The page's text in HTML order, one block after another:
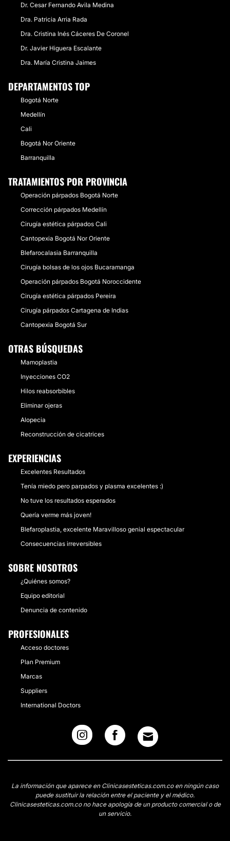
Dr. Cesar Fernando Avila Medina
Dra. Patricia Arria Rada
Dra. Cristina Inés Cáceres De Coronel
Dr. Javier Higuera Escalante
Dra. María Cristina Jaimes
DEPARTAMENTOS TOP
Bogotá Norte
Medellín
Cali
Bogotá Nor Oriente
Barranquilla
TRATAMIENTOS POR PROVINCIA
Operación párpados Bogotá Norte
Corrección párpados Medellín
Cirugía estética párpados Cali
Cantopexia Bogotá Nor Oriente
Blefarocalasia Barranquilla
Cirugía bolsas de los ojos Bucaramanga
Operación párpados Bogotá Noroccidente
Cirugía estética párpados Pereira
Cirugía párpados Cartagena de Indias
Cantopexia Bogotá Sur
OTRAS BÚSQUEDAS
Mamoplastia
Inyecciones CO2
Hilos reabsorbibles
Eliminar ojeras
Alopecia
Reconstrucción de cicatrices
EXPERIENCIAS
Excelentes Resultados
Tenía miedo pero parpados y plasma excelentes :)
No tuve los resultados esperados
Quería verme más joven!
Blefaroplastia, excelente Maravilloso genial espectacular
Consecuencias irreversibles
SOBRE NOSOTROS
¿Quiénes somos?
Equipo editorial
Denuncia de contenido
PROFESIONALES
Acceso doctores
Plan Premium
Marcas
Suppliers
International Doctors
La información que aparece en Clinicasesteticas.com.co en ningún caso
puede sustituir la relación entre el paciente y el médico.
Clinicasesteticas.com.co no hace apología de un producto comercial o de
un servicio.